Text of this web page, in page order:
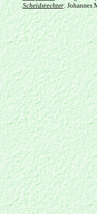
Scheidsrechter: Johannes